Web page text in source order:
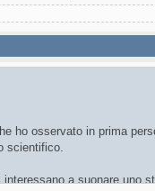
ho osservato in prima
scientifico.
a suonare uno